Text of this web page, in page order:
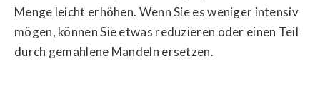
Menge leicht erhöhen. Wenn Sie es weniger intensiv
mögen, können Sie etwas reduzieren oder einen Teil
durch gemahlene Mandeln ersetzen.